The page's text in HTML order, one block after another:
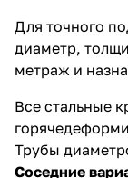
Для точного
диаметр,
метраж и
Все стальные
Трубы
Соседние